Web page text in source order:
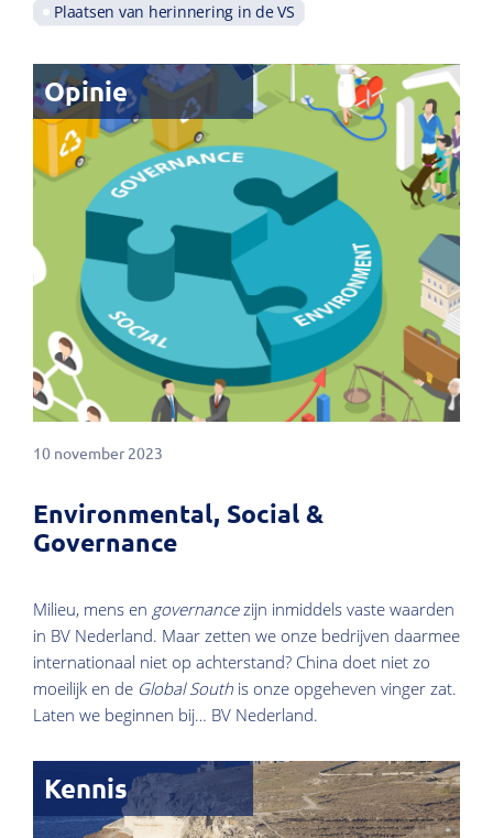
Plaatsen van herinnering in de VS
Opinie
10 november 2023
Environmental, Social &
Governance
Milieu, mens en governancezijn inmiddels vaste waarden
in BV Nederland. Maar zetten we onze bedrijven daarmee
internationaal niet op achterstand? China doet niet zo
moeilijk en de Global South is onze opgeheven vinger zat.
Laten we beginnen bij… BV Nederland.
Kennis